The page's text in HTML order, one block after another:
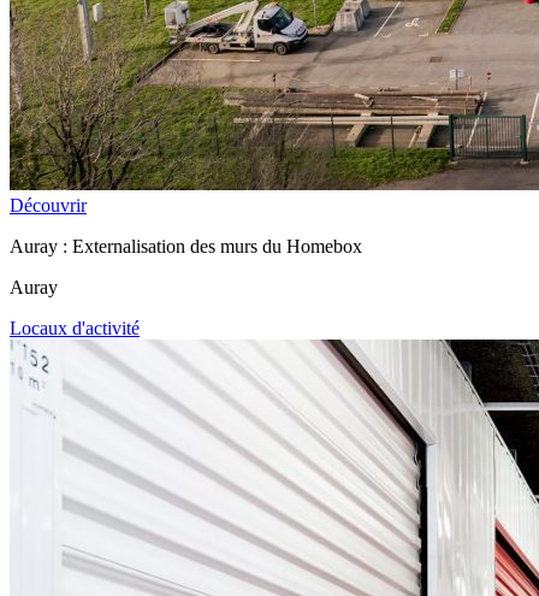
Découvrir
Auray : Externalisation des murs du Homebox
Auray
Locaux d'activité